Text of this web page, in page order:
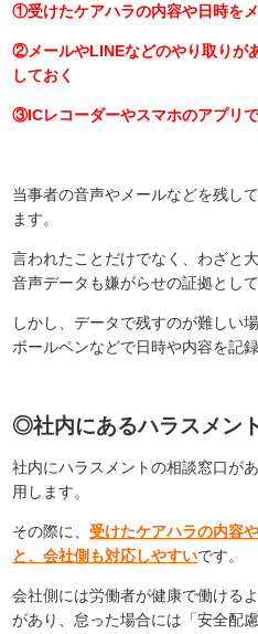
①受けたケアハラの内容や日時を
②メールやLINEなどのやり取りが
しておく
③ICレコーダーやスマホのアプリ
当事者の音声やメールなどを残し
ます。
言われたことだけでなく、わざと
音声データも嫌がらせの証拠として
しかし、データで残すのが難しい
ボールペンなどで日時や内容を記録
◎社内にあるハラスメン
社内にハラスメントの相談窓口が
用します。
その際に、受けたケアハラの内容
と、会社側も対応しやすいです。
会社側には労働者が健康で働ける
があり、怠った場合には「安全配